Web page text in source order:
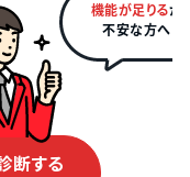
機能が足りるか
不安な方へ
断する